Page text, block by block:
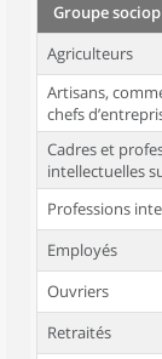
Groupe
Agriculteurs
Artisans,
chefs
Cadres et
intellectuelles
Professions
Employés
Ouvriers
Retraités